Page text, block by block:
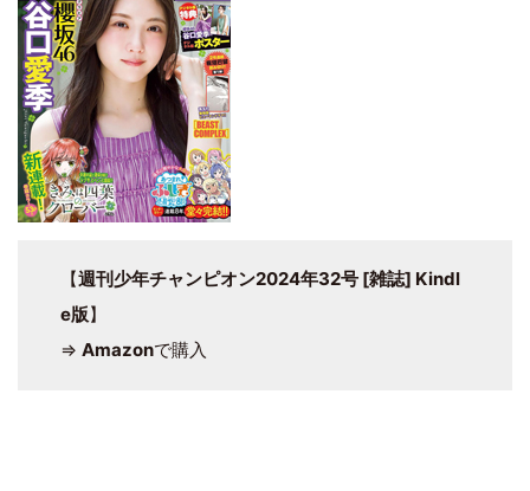
【週刊少年チャンピオン2024年32号 [雑誌] Kindl
e版】
⇒ Amazonで購入